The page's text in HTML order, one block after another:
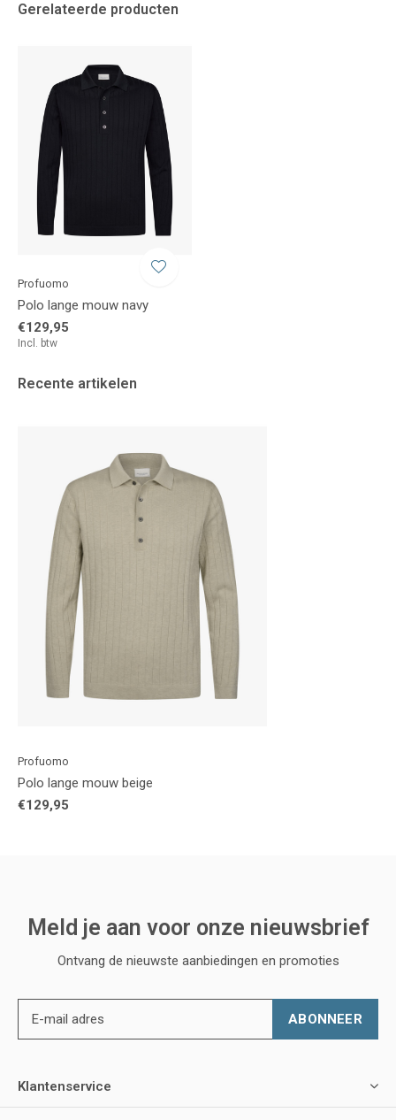
Gerelateerde producten
Profuomo
Polo lange mouw navy
€129,95
Incl. btw
Recente artikelen
Profuomo
Polo lange mouw beige
€129,95
Meld je aan voor onze nieuwsbrief
Ontvang de nieuwste aanbiedingen en promoties
ABONNEER
Klantenservice